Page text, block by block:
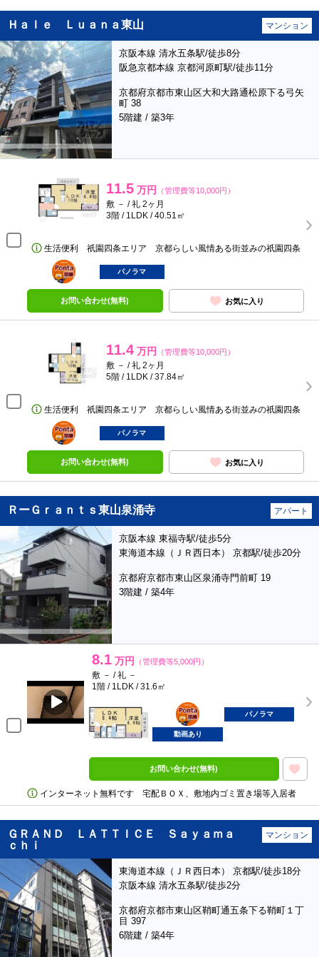
Ｈａｌｅ Ｌｕａｎａ東山 マンション
京阪本線 清水五条駅/徒歩8分
阪急京都本線 京都河原町駅/徒歩11分
京都府京都市東山区大和大路通松原下る弓矢
町 38
5階建 / 築3年
11.5 万円 （管理費等10,000円）
敷 － / 礼 2ヶ月
3階 / 1LDK / 40.51㎡
生活便利 祇園四条エリア 京都らしい風情ある街並みの祇園四条
ポンタ
部屋
パノラマ
お問い合わせ(無料) お気に入り
11.4 万円 （管理費等10,000円）
敷 － / 礼 2ヶ月
5階 / 1LDK / 37.84㎡
生活便利 祇園四条エリア 京都らしい風情ある街並みの祇園四条
ポンタ
部屋
パノラマ
お問い合わせ(無料) お気に入り
ＲーＧｒａｎｔｓ東山泉涌寺 アパート
京阪本線 東福寺駅/徒歩5分
東海道本線（ＪＲ西日本） 京都駅/徒歩20分
京都府京都市東山区泉涌寺門前町 19
3階建 / 築4年
8.1 万円 （管理費等5,000円）
敷 － / 礼 －
1階 / 1LDK / 31.6㎡
ポンタ
部屋
パノラマ
動画あり
お問い合わせ(無料)
インターネット無料です 宅配ＢＯＸ、敷地内ゴミ置き場等入居者
ＧＲＡＮＤ ＬＡＴＴＩＣＥ Ｓａｙａｍａ
ｃｈｉ
マンション
東海道本線（ＪＲ西日本） 京都駅/徒歩18分
京阪本線 清水五条駅/徒歩2分
京都府京都市東山区鞘町通五条下る鞘町１丁
目 397
6階建 / 築4年